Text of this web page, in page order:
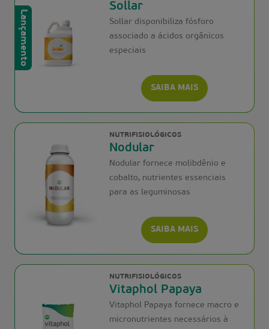
Lançamento
Sollar
Sollar disponibiliza fósforo
associado a ácidos orgânicos
especiais
SAIBA MAIS
NUTRIFISIOLÓGICOS
Nodular
Nodular fornece molibdênio e
cobalto, nutrientes essenciais
para as leguminosas
SAIBA MAIS
NUTRIFISIOLÓGICOS
Vitaphol Papaya
Vitaphol Papaya fornece macro e
micronutrientes necessários à